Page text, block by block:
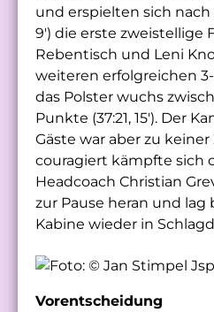
und erspielten sich nach
9′) die erste zweistellige
Rebentisch und Leni
weiteren erfolgreichen
das Polster wuchs
Punkte (37:21, 15′). Der
Gäste war aber zu
couragiert kämpfte sich
Headcoach Christian
zur Pause heran und lag
Kabine wieder in
Vorentscheidung